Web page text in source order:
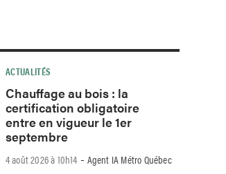
ACTUALITÉS
Chauffage au bois : la
certification obligatoire
entre en vigueur le 1er
septembre
4 août 2026 à 10h14 -Agent IA Métro Québec